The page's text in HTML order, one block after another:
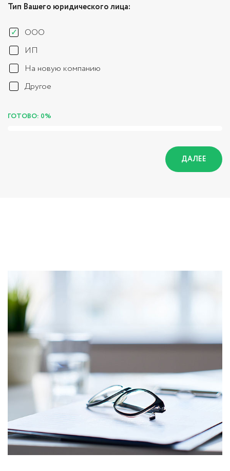
Тип Вашего юридического лица:
ООО
ИП
На новую компанию
Другое
ГОТОВО: 0%
ДАЛЕЕ